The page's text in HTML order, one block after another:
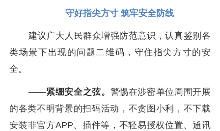
守好指尖方寸 筑牢安全防线
建议广大人民群众增强防范意识，认真鉴别各
类场景下出现的问题二维码，守住指尖方寸的安
全。
——紧绷安全之弦。 警惕在涉密单位周围开展
的各类不明背景的扫码活动，不贪图小利，不下载
安装非官方APP、插件等，不轻易授权位置、通讯